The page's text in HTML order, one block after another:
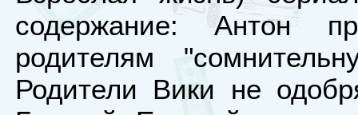
содержание: Антон
родителям
Родители Вики не